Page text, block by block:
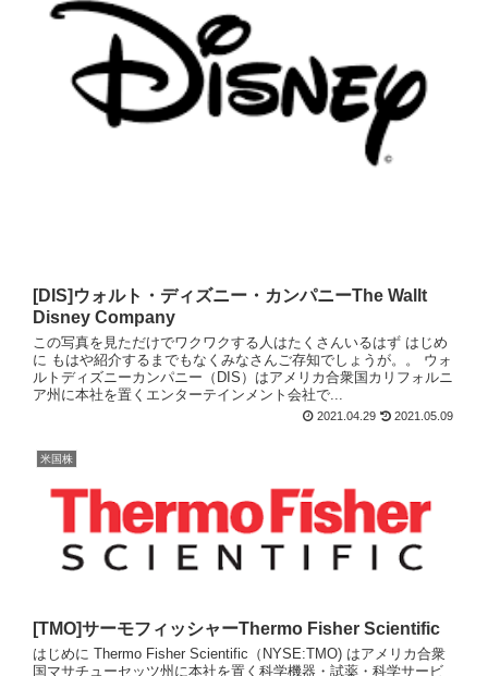
[DIS]ウォルト・ディズニー・カンパニーThe Wallt
Disney Company
この写真を見ただけでワクワクする人はたくさんいるはず はじめ
に もはや紹介するまでもなくみなさんご存知でしょうが。。 ウォ
ルトディズニーカンパニー（DIS）はアメリカ合衆国カリフォルニ
ア州に本社を置くエンターテインメント会社で...
2021.04.29 2021.05.09
米国株
[TMO]サーモフィッシャーThermo Fisher Scientific
はじめに Thermo Fisher Scientific（NYSE:TMO) はアメリカ合衆
国マサチューセッツ州に本社を置く科学機器・試薬・科学サービ